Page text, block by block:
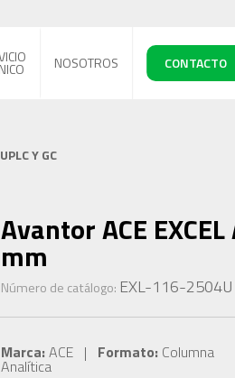
NOSOTROS CONTACTO
Y GC
Avantor ACE
mm
Número de catálogo: EXL-116-2504U
Marca:ACE | Formato:Columna
Analítica